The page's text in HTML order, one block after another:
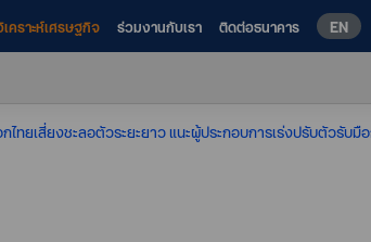
คราะห์เศรษฐกิจ ร่วมงานกับเรา ติดต่อธนาคาร EN